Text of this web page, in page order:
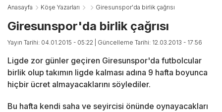
Anasayfa Köşe Yazarları Giresunspor'da birlik çağrısı
Giresunspor'da birlik çağrısı
Yayın Tarihi: 04.01.2015 - 05:22 | Güncelleme Tarihi: 12.03.2013 - 17:56
Ligde zor günler geçiren Giresunspor'da futbolcular
birlik olup takımın ligde kalması adına 9 hafta boyunca
hiçbir ücret almayacaklarını söylediler.
Bu hafta kendi saha ve seyircisi önünde oynayacakları